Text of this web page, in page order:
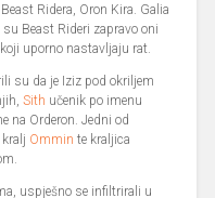
Ridera, Oron Kira. Galia
Beast Rideri zapravo oni
uporno nastavljaju rat.
su da je Iziz pod okriljem
Sith učenik po imenu
na Orderon. Jedni od
Ommin te kraljica
uspješno se infiltrirali u